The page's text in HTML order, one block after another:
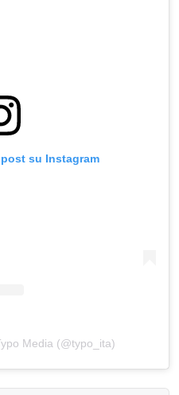
su Instagram
Media (@typo_ita)